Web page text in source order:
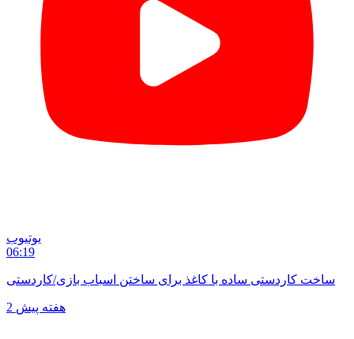
یوتیوب
06:19
ساخت کاردستی ساده با کاغذ برای ساختن اسباب بازی/کاردستی
2 هفته پیش